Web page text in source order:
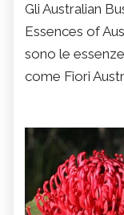
Gli Australian
Essences of
sono le
come Fiori